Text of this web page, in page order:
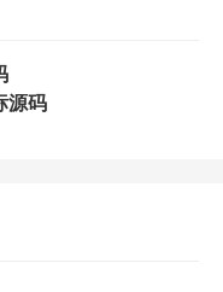
源码